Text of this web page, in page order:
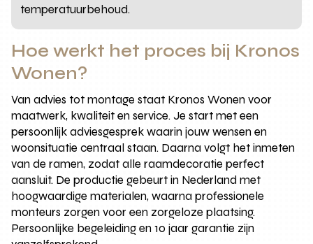
temperatuurbehoud.
Hoe werkt het proces bij Kronos
Wonen?
Van advies tot montage staat Kronos Wonen voor
maatwerk, kwaliteit en service. Je start met een
persoonlijk adviesgesprek waarin jouw wensen en
woonsituatie centraal staan. Daarna volgt het inmeten
van de ramen, zodat alle raamdecoratie perfect
aansluit. De productie gebeurt in Nederland met
hoogwaardige materialen, waarna professionele
monteurs zorgen voor een zorgeloze plaatsing.
Persoonlijke begeleiding en 10 jaar garantie zijn